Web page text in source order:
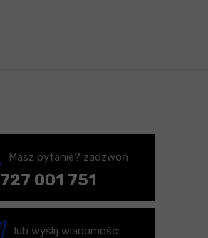
Masz pytanie? zadzwoń
727 001 751
lub wyślij wiadomość: